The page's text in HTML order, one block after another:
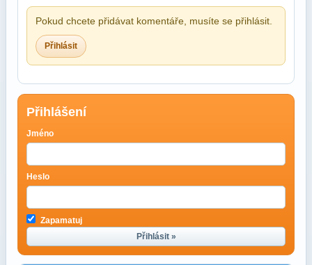
Pokud chcete přidávat komentáře, musíte se přihlásit.
Přihlásit
Přihlášení
Jméno
Heslo
Zapamatuj
Přihlásit »